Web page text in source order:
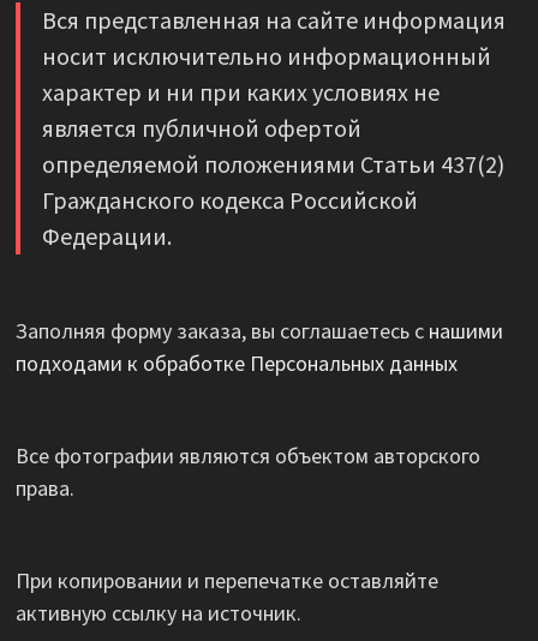
Вся представленная на сайте информация
носит исключительно информационный
характер и ни при каких условиях не
является публичной офертой
определяемой положениями Статьи 437(2)
Гражданского кодекса Российской
Федерации.
Заполняя форму заказа, вы соглашаетесь с нашими
подходами к обработке Персональных данных
Все фотографии являются объектом авторского
права.
При копировании и перепечатке оставляйте
активную ссылку на источник.